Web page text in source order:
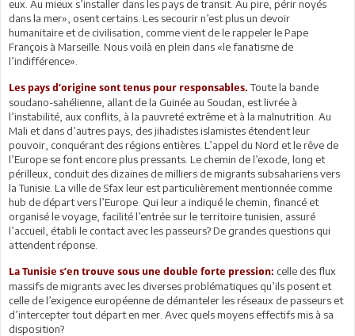
eux. Au mieux s’installer dans les pays de transit. Au pire, périr noyés
dans la mer», osent certains. Les secourir n’est plus un devoir
humanitaire et de civilisation, comme vient de le rappeler le Pape
François à Marseille. Nous voilà en plein dans «le fanatisme de
l’indifférence».
Les pays d’origine sont tenus pour responsables. Toute la bande
soudano-sahélienne, allant de la Guinée au Soudan, est livrée à
l’instabilité, aux conflits, à la pauvreté extrême et à la malnutrition. Au
Mali et dans d’autres pays, des jihadistes islamistes étendent leur
pouvoir, conquérant des régions entières. L’appel du Nord et le rêve de
l’Europe se font encore plus pressants. Le chemin de l’exode, long et
périlleux, conduit des dizaines de milliers de migrants subsahariens vers
la Tunisie. La ville de Sfax leur est particulièrement mentionnée comme
hub de départ vers l’Europe. Qui leur a indiqué le chemin, financé et
organisé le voyage, facilité l’entrée sur le territoire tunisien, assuré
l’accueil, établi le contact avec les passeurs? De grandes questions qui
attendent réponse.
La Tunisie s’en trouve sous une double forte pression: celle des flux
massifs de migrants avec les diverses problématiques qu’ils posent et
celle de l’exigence européenne de démanteler les réseaux de passeurs et
d’intercepter tout départ en mer. Avec quels moyens effectifs mis à sa
disposition?